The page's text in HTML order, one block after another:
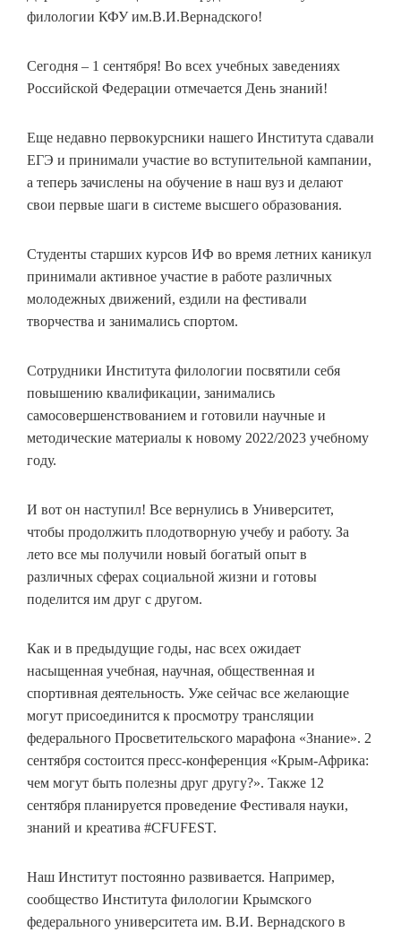
филологии КФУ им.В.И.Вернадского!
Сегодня – 1 сентября! Во всех учебных заведениях
Российской Федерации отмечается День знаний!
Еще недавно первокурсники нашего Института сдавали
ЕГЭ и принимали участие во вступительной кампании,
а теперь зачислены на обучение в наш вуз и делают
свои первые шаги в системе высшего образования.
Студенты старших курсов ИФ во время летних каникул
принимали активное участие в работе различных
молодежных движений, ездили на фестивали
творчества и занимались спортом.
Сотрудники Института филологии посвятили себя
повышению квалификации, занимались
самосовершенствованием и готовили научные и
методические материалы к новому 2022/2023 учебному
году.
И вот он наступил! Все вернулись в Университет,
чтобы продолжить плодотворную учебу и работу. За
лето все мы получили новый богатый опыт в
различных сферах социальной жизни и готовы
поделится им друг с другом.
Как и в предыдущие годы, нас всех ожидает
насыщенная учебная, научная, общественная и
спортивная деятельность. Уже сейчас все желающие
могут присоединится к просмотру трансляции
федерального Просветительского марафона «Знание». 2
сентября состоится пресс-конференция «Крым-Африка:
чем могут быть полезны друг другу?». Также 12
сентября планируется проведение Фестиваля науки,
знаний и креатива #CFUFEST.
Наш Институт постоянно развивается. Например,
сообщество Института филологии Крымского
федерального университета им. В.И. Вернадского в